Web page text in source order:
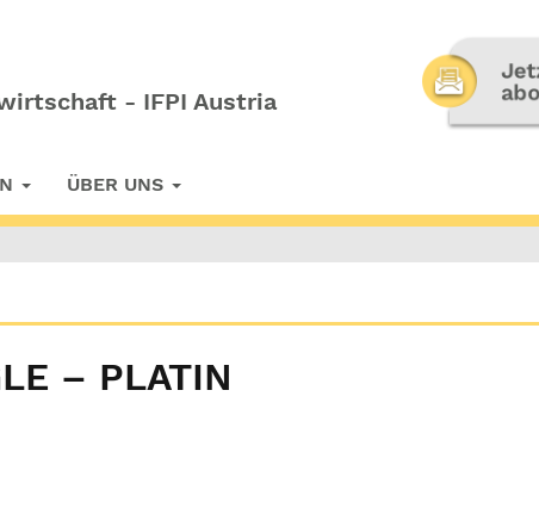
- IFPI Austria
ÜBER UNS
– PLATIN